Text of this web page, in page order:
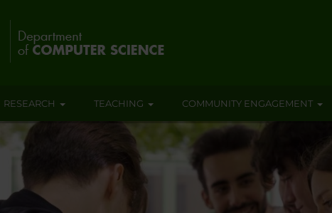
RESEARCH TEACHING COMMUNITY ENGAGEMENT